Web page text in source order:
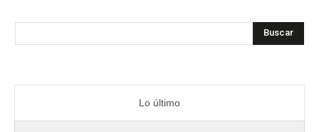
Buscar
Lo último